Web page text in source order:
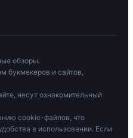
обзоры.
букмекеров и сайтов,
несут ознакомительный
cookie-файлов, что
в использовании. Если